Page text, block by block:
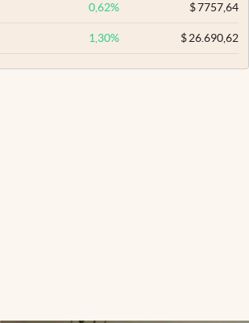
0,62% $7757,64
1,30% $26.690,62